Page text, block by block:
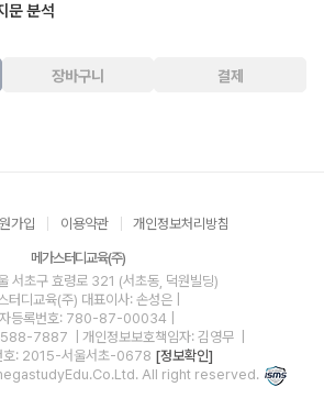
문 분석
장바구니 결제
가입 이용약관 개인정보처리방침
메가스터디교육(주)
서초구 효령로 321 (서초동, 덕원빌딩)
터디교육(주) 대표이사: 손성은 |
등록번호: 780-87-00034
7887
| 개인정보보호책임자: 김영무
호: 2015-서울서초-0678 [정보확인]
All right reserved.